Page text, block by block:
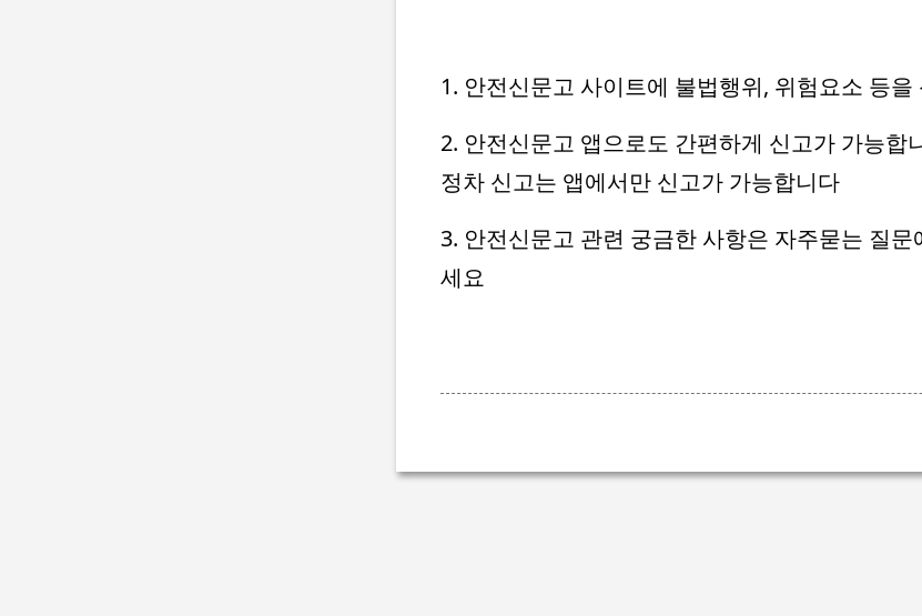
1. 안전신문고 사이트에 불법행위, 위험요소 등을
2. 안전신문고 앱으로도 간편하게 신고가 가능합
정차 신고는 앱에서만 신고가 가능합니다
3. 안전신문고 관련 궁금한 사항은 자주묻는 질문
세요